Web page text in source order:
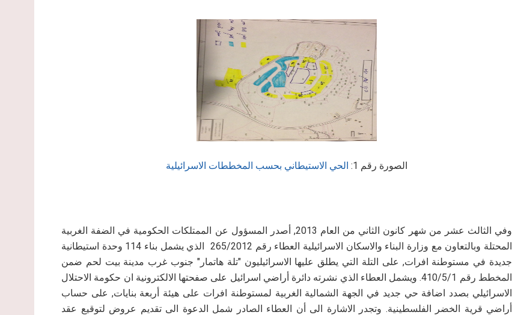
الصورة رقم 1: الحي الاستيطاني بحسب المخططات الاسرائيلية
وفي الثالث عشر من شهر كانون الثاني من العام 2013, أصدر المسؤول عن الممتلكات الحكومية في الضفة الغربية
المحتلة وبالتعاون مع وزارة البناء والاسكان الاسرائيلية العطاء رقم 265/2012 الذي يشمل بناء 114 وحدة استيطانية
جديدة في مستوطنة افرات, على التلة التي يطلق عليها الاسرائيليون "تلة هاتمار" جنوب غرب مدينة بيت لحم ضمن
المخطط رقم 410/5/1. ويشمل العطاء الذي نشرته دائرة أراضي اسرائيل على صفحتها الالكترونية ان حكومة الاحتلال
الاسرائيلي بصدد اضافة حي جديد في الجهة الشمالية الغربية لمستوطنة افرات على هيئة أربعة بنايات, على حساب
أراضي قرية الخضر الفلسطينية. وتجدر الاشارة الى أن العطاء الصادر شمل الدعوة الى تقديم عروض لتوقيع عقد